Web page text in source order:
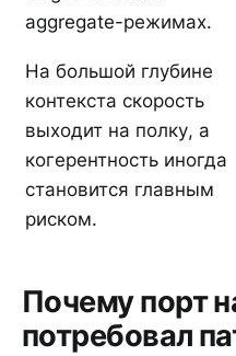
aggregate-режимах.
На большой глубине
контекста скорость
выходит на полку, а
когерентность иногда
становится главным
риском.
Почему порт
потребовал